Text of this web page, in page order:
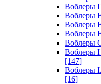
Воблеры
Воблеры
Воблеры
Воблеры
Воблеры
Воблеры
[147]
Воблеры
[16]